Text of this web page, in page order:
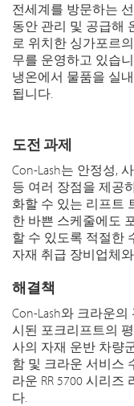
전세계를 방문하는
동안 관리 및 공급해
로 위치한 싱가포르
무를 운영하고 있습
냉온에서 물품을 실
됩니다.
도전 과제
Con-Lash는 안정성,
등 여러 장점을 제공
화할 수 있는 리프트
한 바쁜 스케줄에도
할 수 있도록 적절한
자재 취급 장비업체
해결책
Con-Lash와 크라운
시된 포크리프트의
사의 자재 운반 차량
함 및 크라운 서비스
라운 RR 5700 시리
다.